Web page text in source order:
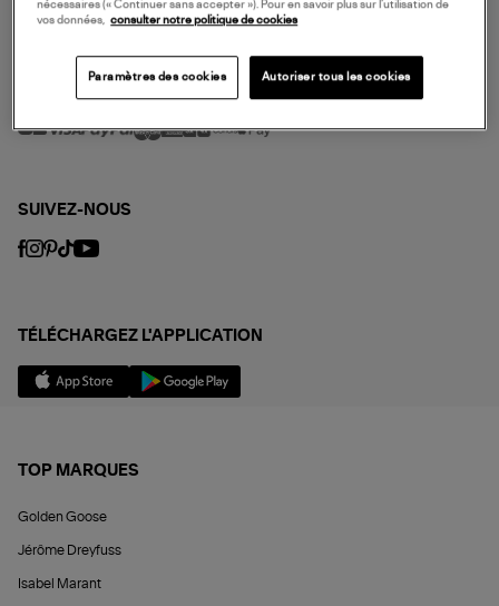
MODE DE PAIEMENT
SUIVEZ-NOUS
TÉLÉCHARGEZ L'APPLICATION
TOP MARQUES
Golden Goose
Jérôme Dreyfuss
Isabel Marant
nécessaires (« Continuer sans accepter »). Pour en savoir plus sur l’utilisation de
vos données,
consulter notre politique de cookies
Paramètres des cookies Autoriser tous les cookies